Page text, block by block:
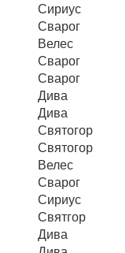
Сириус
Сварог
Велес
Сварог
Сварог
Дива
Дива
Святогор
Святогор
Велес
Сварог
Сириус
Святгор
Дива